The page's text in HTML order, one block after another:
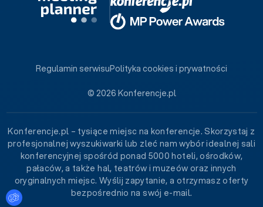
© 2026 Konferencje.pl
Regulamin serwisuPolityka cookies i prywatności
Konferencje.pl – tysiące miejsc na konferencje. Skorzystaj z
profesjonalnej wyszukiwarki lub zleć nam wybór idealnej sali
konferencyjnej spośród ponad 5000 hoteli, ośrodków,
pałaców, a także hal, teatrów i muzeów oraz innych
oryginalnych miejsc. Wyślij zapytanie, a otrzymasz oferty
bezpośrednio na swój e-mail.
Ustawienia plików cookies